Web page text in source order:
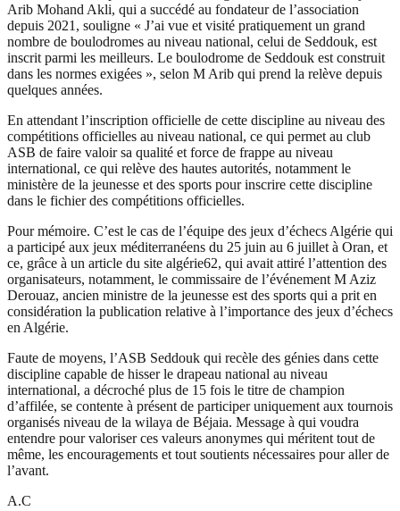
Arib Mohand Akli, qui a succédé au fondateur de l’association
depuis 2021, souligne « J’ai vue et visité pratiquement un grand
nombre de boulodromes au niveau national, celui de Seddouk, est
inscrit parmi les meilleurs. Le boulodrome de Seddouk est construit
dans les normes exigées », selon M Arib qui prend la relève depuis
quelques années.
En attendant l’inscription officielle de cette discipline au niveau des
compétitions officielles au niveau national, ce qui permet au club
ASB de faire valoir sa qualité et force de frappe au niveau
international, ce qui relève des hautes autorités, notamment le
ministère de la jeunesse et des sports pour inscrire cette discipline
dans le fichier des compétitions officielles.
Pour mémoire. C’est le cas de l’équipe des jeux d’échecs Algérie qui
a participé aux jeux méditerranéens du 25 juin au 6 juillet à Oran, et
ce, grâce à un article du site algérie62, qui avait attiré l’attention des
organisateurs, notamment, le commissaire de l’événement M Aziz
Derouaz, ancien ministre de la jeunesse est des sports qui a prit en
considération la publication relative à l’importance des jeux d’échecs
en Algérie.
Faute de moyens, l’ASB Seddouk qui recèle des génies dans cette
discipline capable de hisser le drapeau national au niveau
international, a décroché plus de 15 fois le titre de champion
d’affilée, se contente à présent de participer uniquement aux tournois
organisés niveau de la wilaya de Béjaia. Message à qui voudra
entendre pour valoriser ces valeurs anonymes qui méritent tout de
même, les encouragements et tout soutients nécessaires pour aller de
l’avant.
A.C